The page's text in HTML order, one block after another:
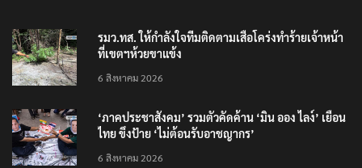
รมว.ทส. ให้กำลังใจทีมติดตามเสือโคร่งทำร้ายเจ้าหน้า
ที่เขตฯห้วยขาแข้ง
6 สิงหาคม 2026
‘ภาคประชาสังคม’ รวมตัวคัดค้าน ‘มิน ออง ไลง์’ เยือน
ไทย ขึงป้าย ‘ไม่ต้อนรับอาชญากร’
6 สิงหาคม 2026